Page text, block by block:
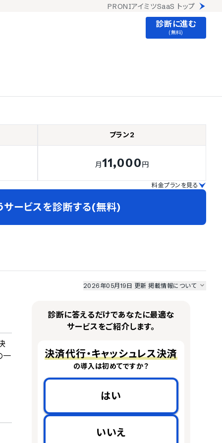
PRONIアイミツSaaS トップ
診断に進む
(無料)
プラン2
月11,000円
料金プランを見る
サービスを診断する(無料)
2026年05月19日 更新掲載情報について
一部
PRONIアイミツSaaS
のサービスデータを参照しています。
業界DX最強ナビ編集部 情報取得元
一
診断に答えるだけであなたに最適な
サービスをご紹介します。
決済代行・キャッシュレス決済
の導入は初めてですか？
はい
いいえ